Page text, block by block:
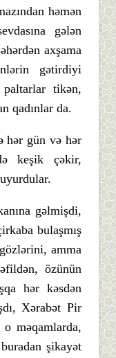
həmən
gələn
axşama
gətirdiyi
paltarlar tikən,
qadınlar da.
hər gün və hər
keşik çəkir,
gəlmişdi,
bulaşmış
amma
özünün
hər kəsdən
Xərabət Pir
məqamlarda,
şikayət